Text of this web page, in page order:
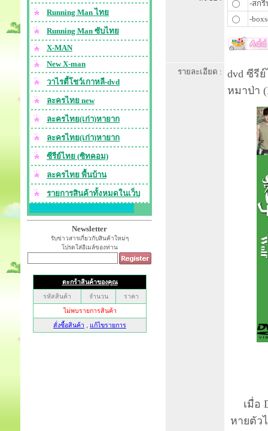
Running Man ไทย
Running Man ซับไทย
X-MAN
New X-man
วาไรตี้โชว์เกาหลี-dvd
ละครไทย new
ละครไทย(เก่า)หายาก
ละครไทย(เก่า)หายาก
ซีรีย์ไทย (ซิทคอม)
ละครไทย พื้นบ้าน
รายการสินค้าทั้งหมดในเว็บ
Newsletter
รับข่าวสารเกี่ยวกับสินค้าใหม่ๆ
โปรดใส่อีเมล์ของท่าน
-สกรี
-
รายละเอียด :
dvd ซีรี
หมาป่า
เมื่อ
หายตัว